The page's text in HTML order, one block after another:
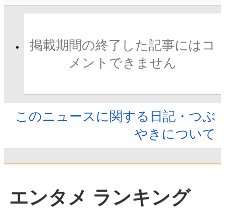
掲載期間の終了した記事にはコ
メントできません
このニュースに関する日記・つぶ
やきについて
エンタメ ランキング